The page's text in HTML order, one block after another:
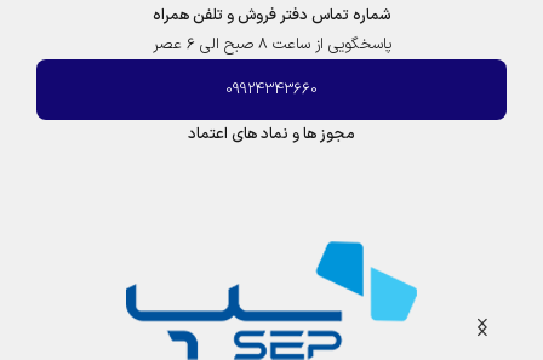
شماره تماس دفتر فروش و تلفن همراه
پاسخگویی از ساعت 8 صبح الی 6 عصر
09924343660
مجوز ها و نماد های اعتماد